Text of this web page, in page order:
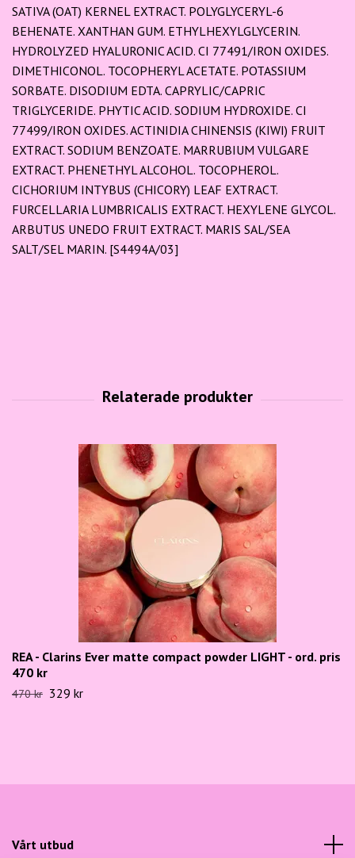
SATIVA (OAT) KERNEL EXTRACT. POLYGLYCERYL-6
BEHENATE. XANTHAN GUM. ETHYLHEXYLGLYCERIN.
HYDROLYZED HYALURONIC ACID. CI 77491/IRON OXIDES.
DIMETHICONOL. TOCOPHERYL ACETATE. POTASSIUM
SORBATE. DISODIUM EDTA. CAPRYLIC/CAPRIC
TRIGLYCERIDE. PHYTIC ACID. SODIUM HYDROXIDE. CI
77499/IRON OXIDES. ACTINIDIA CHINENSIS (KIWI) FRUIT
EXTRACT. SODIUM BENZOATE. MARRUBIUM VULGARE
EXTRACT. PHENETHYL ALCOHOL. TOCOPHEROL.
CICHORIUM INTYBUS (CHICORY) LEAF EXTRACT.
FURCELLARIA LUMBRICALIS EXTRACT. HEXYLENE GLYCOL.
ARBUTUS UNEDO FRUIT EXTRACT. MARIS SAL/SEA
SALT/SEL MARIN. [S4494A/03]
REA - Clarins Ever matte compact powder LIGHT - ord. pris
470 kr
470 kr 329 kr
Vårt utbud